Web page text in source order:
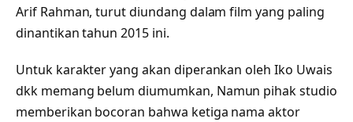
Arif Rahman, turut diundang dalam film yang paling
dinantikan tahun 2015 ini.
Untuk karakter yang akan diperankan oleh Iko Uwais
dkk memang belum diumumkan, Namun pihak studio
memberikan bocoran bahwa ketiga nama aktor